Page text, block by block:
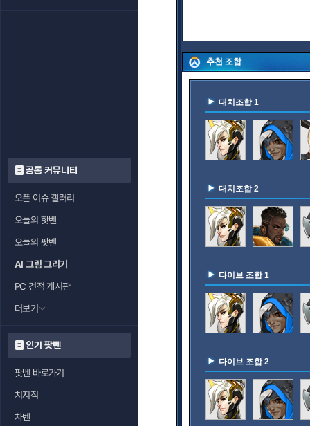
공통 커뮤니티
오픈 이슈 갤러리
오늘의 핫벤
오늘의 팟벤
AI 그림 그리기
PC 견적 게시판
더보기
인기 팟벤
팟벤 바로가기
치지직
차벤
추천 조합
대치조합 1
대치조합 2
다이브 조합 1
다이브 조합 2